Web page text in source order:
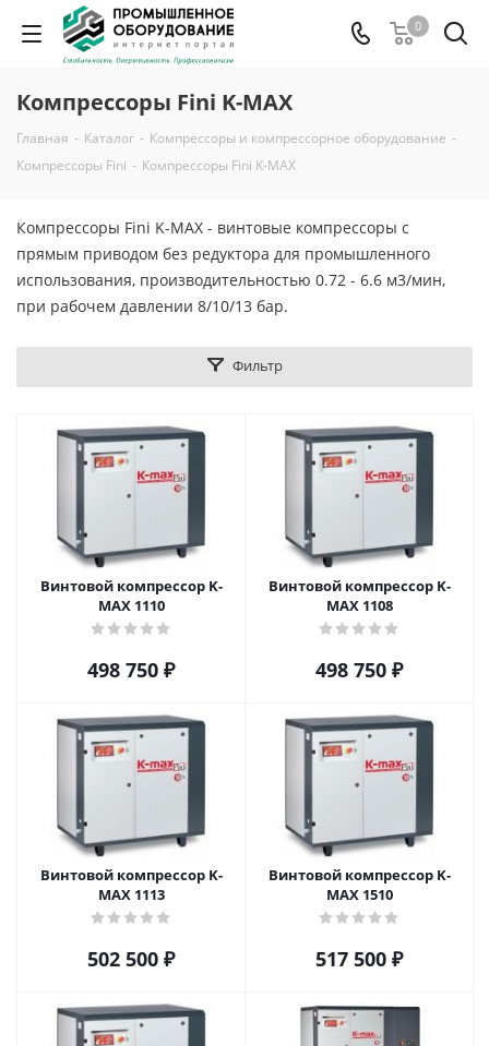
0
Компрессоры Fini K-MAX
Главная - Каталог - Компрессоры и компрессорное оборудование -
Компрессоры Fini - Компрессоры Fini K-MAX
Компрессоры Fini K-MAX - винтовые компрессоры с
прямым приводом без редуктора для промышленного
использования, производительностью 0.72 - 6.6 м3/мин,
при рабочем давлении 8/10/13 бар.
Фильтр
Винтовой компрессор K-
MAX 1110
498 750 ₽
Винтовой компрессор K-
MAX 1108
498 750 ₽
Винтовой компрессор K-
MAX 1113
502 500 ₽
Винтовой компрессор K-
MAX 1510
517 500 ₽